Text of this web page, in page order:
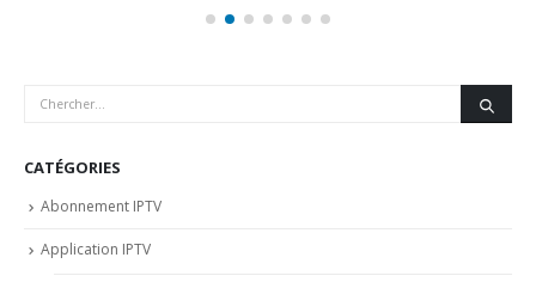
CATÉGORIES
Abonnement IPTV
Application IPTV